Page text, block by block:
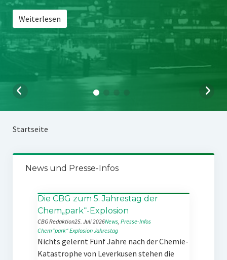
Weiterlesen
Startseite
News und Presse-Infos
Die CBG zum 5. Jahrestag der
Chem„park“-Explosion
CBG Redaktion25. Juli 2026News, Presse-Infos
Chem“park“ExplosionJahrestag
Nichts gelernt Fünf Jahre nach der Chemie-
Katastrophe von Leverkusen stehen die